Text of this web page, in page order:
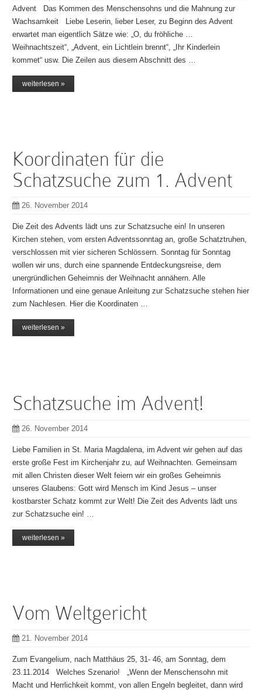
Advent Das Kommen des Menschensohns und die Mahnung zur
Wachsamkeit Liebe Leserin, lieber Leser, zu Beginn des Advent
erwartet man eigentlich Sätze wie: „O, du fröhliche …
Weihnachtszeit“, „Advent, ein Lichtlein brennt“, „Ihr Kinderlein
kommet“ usw. Die Zeilen aus diesem Abschnitt des …
weiterlesen »
Koordinaten für die
Schatzsuche zum 1. Advent
26. November 2014
Die Zeit des Advents lädt uns zur Schatzsuche ein! In unseren
Kirchen stehen, vom ersten Adventssonntag an, große Schatztruhen,
verschlossen mit vier sicheren Schlössern. Sonntag für Sonntag
wollen wir uns, durch eine spannende Entdeckungsreise, dem
unergründlichen Geheimnis der Weihnacht annähern. Alle
Informationen und eine genaue Anleitung zur Schatzsuche stehen hier
zum Nachlesen. Hier die Koordinaten …
weiterlesen »
Schatzsuche im Advent!
26. November 2014
Liebe Familien in St. Maria Magdalena, im Advent wir gehen auf das
erste große Fest im Kirchenjahr zu, auf Weihnachten. Gemeinsam
mit allen Christen dieser Welt feiern wir ein großes Geheimnis
unseres Glaubens: Gott wird Mensch im Kind Jesus – unser
kostbarster Schatz kommt zur Welt! Die Zeit des Advents lädt uns
zur Schatzsuche ein! …
weiterlesen »
Vom Weltgericht
21. November 2014
Zum Evangelium, nach Matthäus 25, 31- 46, am Sonntag, dem
23.11.2014 Welches Szenario! „Wenn der Menschensohn mit
Macht und Herrlichkeit kommt, von allen Engeln begleitet, dann wird